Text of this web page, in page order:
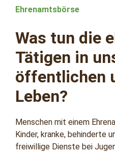
Ehrenamtsbörse
Was tun die
Tätigen in
öffentlichen
Leben?
Menschen mit einem
Kinder, kranke, behinderte
freiwillige Dienste bei